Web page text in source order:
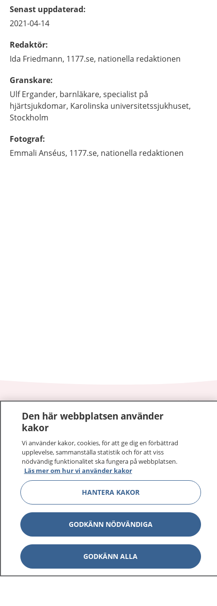
Senast uppdaterad:
2021-04-14
Redaktör:
Ida Friedmann, 1177.se, nationella redaktionen
Granskare:
UlfErgander, barnläkare, specialist på
hjärtsjukdomar, Karolinska universitetssjukhuset,
Stockholm
Fotograf:
Emmali Anséus, 1177.se, nationella redaktionen
1177–tryggt om din hälsa och vård
På 1177.se får du råd om hälsa och information om
sjukdomar och vilka mottagningar du kan kontakta.
Logga in för att läsa din journal och göra dina
vårdärenden. Ring telefonnummer 1177 för
sjukvårdsrådgivning dygnet runt.
1177 ger dig råd när du vill må bättre.
1177 på flera språk Visa
Om 1177 Visa
Den här webbplatsen använder
kakor
Vi använder kakor, cookies, för att ge dig en förbättrad
upplevelse, sammanställa statistik och för att viss
nödvändig funktionalitet ska fungera på webbplatsen.
Läs mer om hur vi använder kakor
HANTERA KAKOR
GODKÄNN NÖDVÄNDIGA
GODKÄNN ALLA